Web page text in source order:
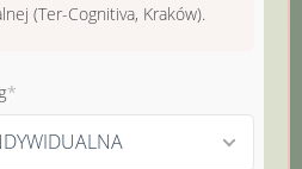
(Ter-Cognitiva, Kraków).